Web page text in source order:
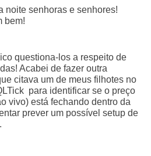
noite senhoras e senhores!
bem!
questiona-los a respeito de
Acabei de fazer outra
citava um de meus filhotes no
para identificar se o preço
vivo) está fechando dentro da
prever um possível setup de